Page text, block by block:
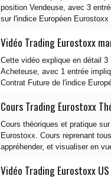
position Vendeuse, avec 3
sur l'indice Européen Eurostoxx
Vidéo Trading Eurostoxx
Cette vidéo explique en détail
Acheteuse, avec 1 entrée
Contrat Future de l'indice
Cours Trading Eurostoxx
Cours théoriques et pratique
Eurostoxx. Cours reprenant
appréhender, et visualiser en
Vidéo Trading Eurostoxx